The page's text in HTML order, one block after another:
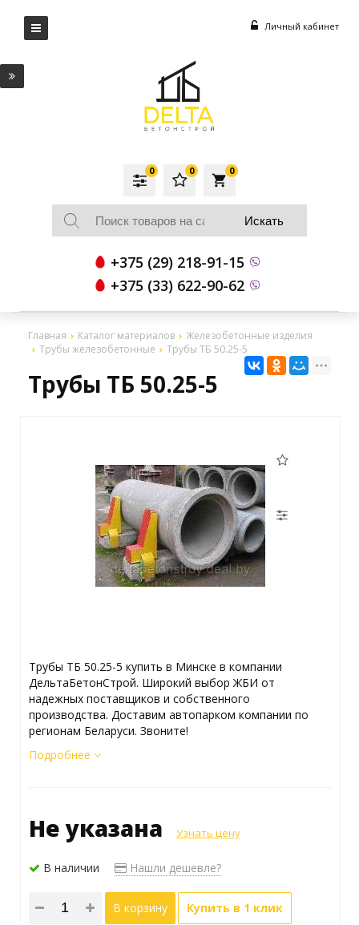
Личный кабинет
local_grocery_store
0
0
0
+375 (29) 218-91-15
+375 (33) 622-90-62
Главная Каталог материалов
Железобетонные изделия
Трубы железобетонные
Трубы ТБ 50.25-5
Трубы ТБ 50.25-5
Трубы ТБ 50.25-5 купить в Минске в компании
ДельтаБетонСтрой. Широкий выбор ЖБИ от
надежных поставщиков и собственного
производства. Доставим автопарком компании по
регионам Беларуси. Звоните!
Подробнее
Не указана Узнать цену
В наличии Нашли дешевле?
В корзину Купить в 1 клик